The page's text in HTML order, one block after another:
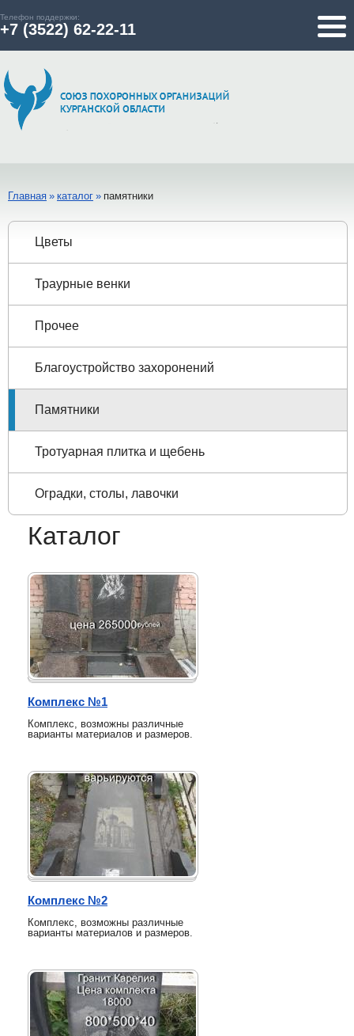
Телефон поддержки:
+7 (3522) 62-22-11
Главная » каталог » памятники
Цветы
Траурные венки
Прочее
Благоустройство захоронений
Памятники
Тротуарная плитка и щебень
Оградки, столы, лавочки
Каталог
Комплекс №1
Комплекс, возможны различные
варианты материалов и размеров.
Комплекс №2
Комплекс, возможны различные
варианты материалов и размеров.